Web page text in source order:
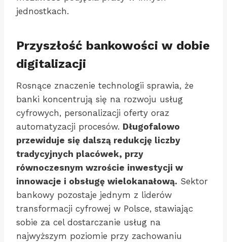
jednostkach.
Przyszłość bankowości w dobie
digitalizacji
Rosnące znaczenie technologii sprawia, że
banki koncentrują się na rozwoju usług
cyfrowych, personalizacji oferty oraz
automatyzacji procesów. Długofalowo
przewiduje się dalszą redukcję liczby
tradycyjnych placówek, przy
równoczesnym wzroście inwestycji w
innowacje i obsługę wielokanałową. Sektor
bankowy pozostaje jednym z liderów
transformacji cyfrowej w Polsce, stawiając
sobie za cel dostarczanie usług na
najwyższym poziomie przy zachowaniu